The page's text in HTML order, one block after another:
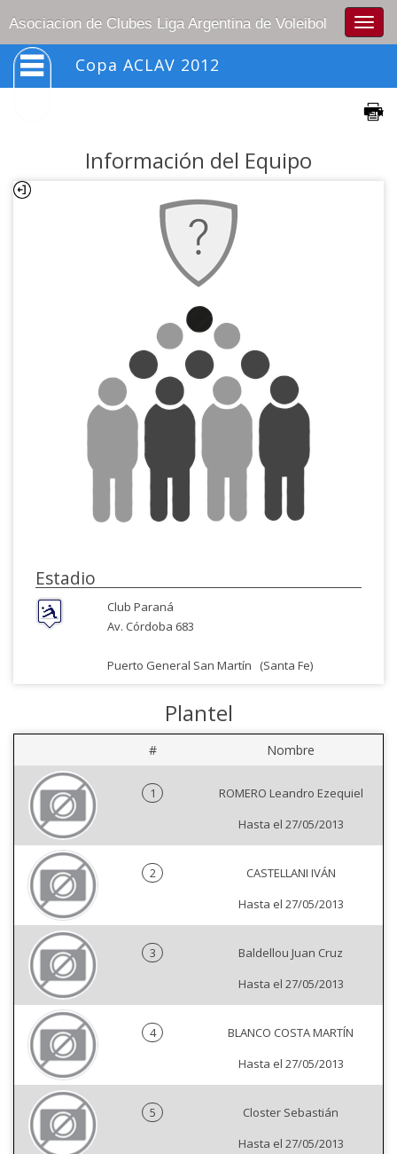
Asociacion de Clubes Liga Argentina de Voleibol
Copa ACLAV 2012
Información del Equipo
Estadio
Club Paraná
Av. Córdoba 683
Puerto General San Martín (Santa Fe)
Plantel
# Nombre
1
ROMERO Leandro Ezequiel
Hasta el 27/05/2013
2
CASTELLANI IVÁN
Hasta el 27/05/2013
3
Baldellou Juan Cruz
Hasta el 27/05/2013
4
BLANCO COSTA MARTÍN
Hasta el 27/05/2013
5
Closter Sebastián
Hasta el 27/05/2013